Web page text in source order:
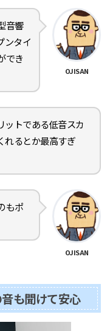
音響
ンタイ
でき
OJISAN
ットである低音スカ
れるとか最高すぎ
もポ
OJISAN
も聞けて安心